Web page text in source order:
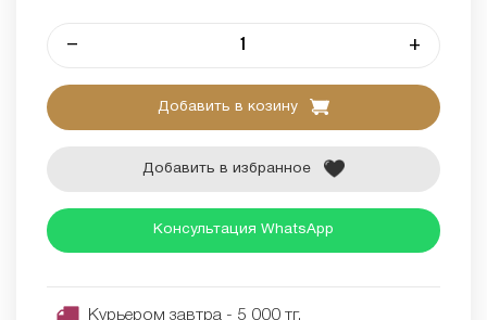
– +
Добавить в козину
Добавить в избранное
Консультация WhatsApp
Курьером завтра - 5 000 тг.